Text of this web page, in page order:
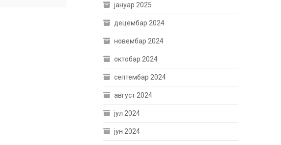
јануар 2025
децембар 2024
новембар 2024
октобар 2024
септембар 2024
август 2024
јул 2024
јун 2024